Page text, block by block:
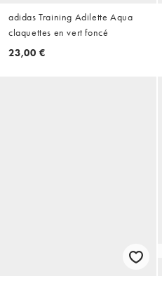
adidas Training Adilette Aqua
claquettes en vert foncé
23,00 €